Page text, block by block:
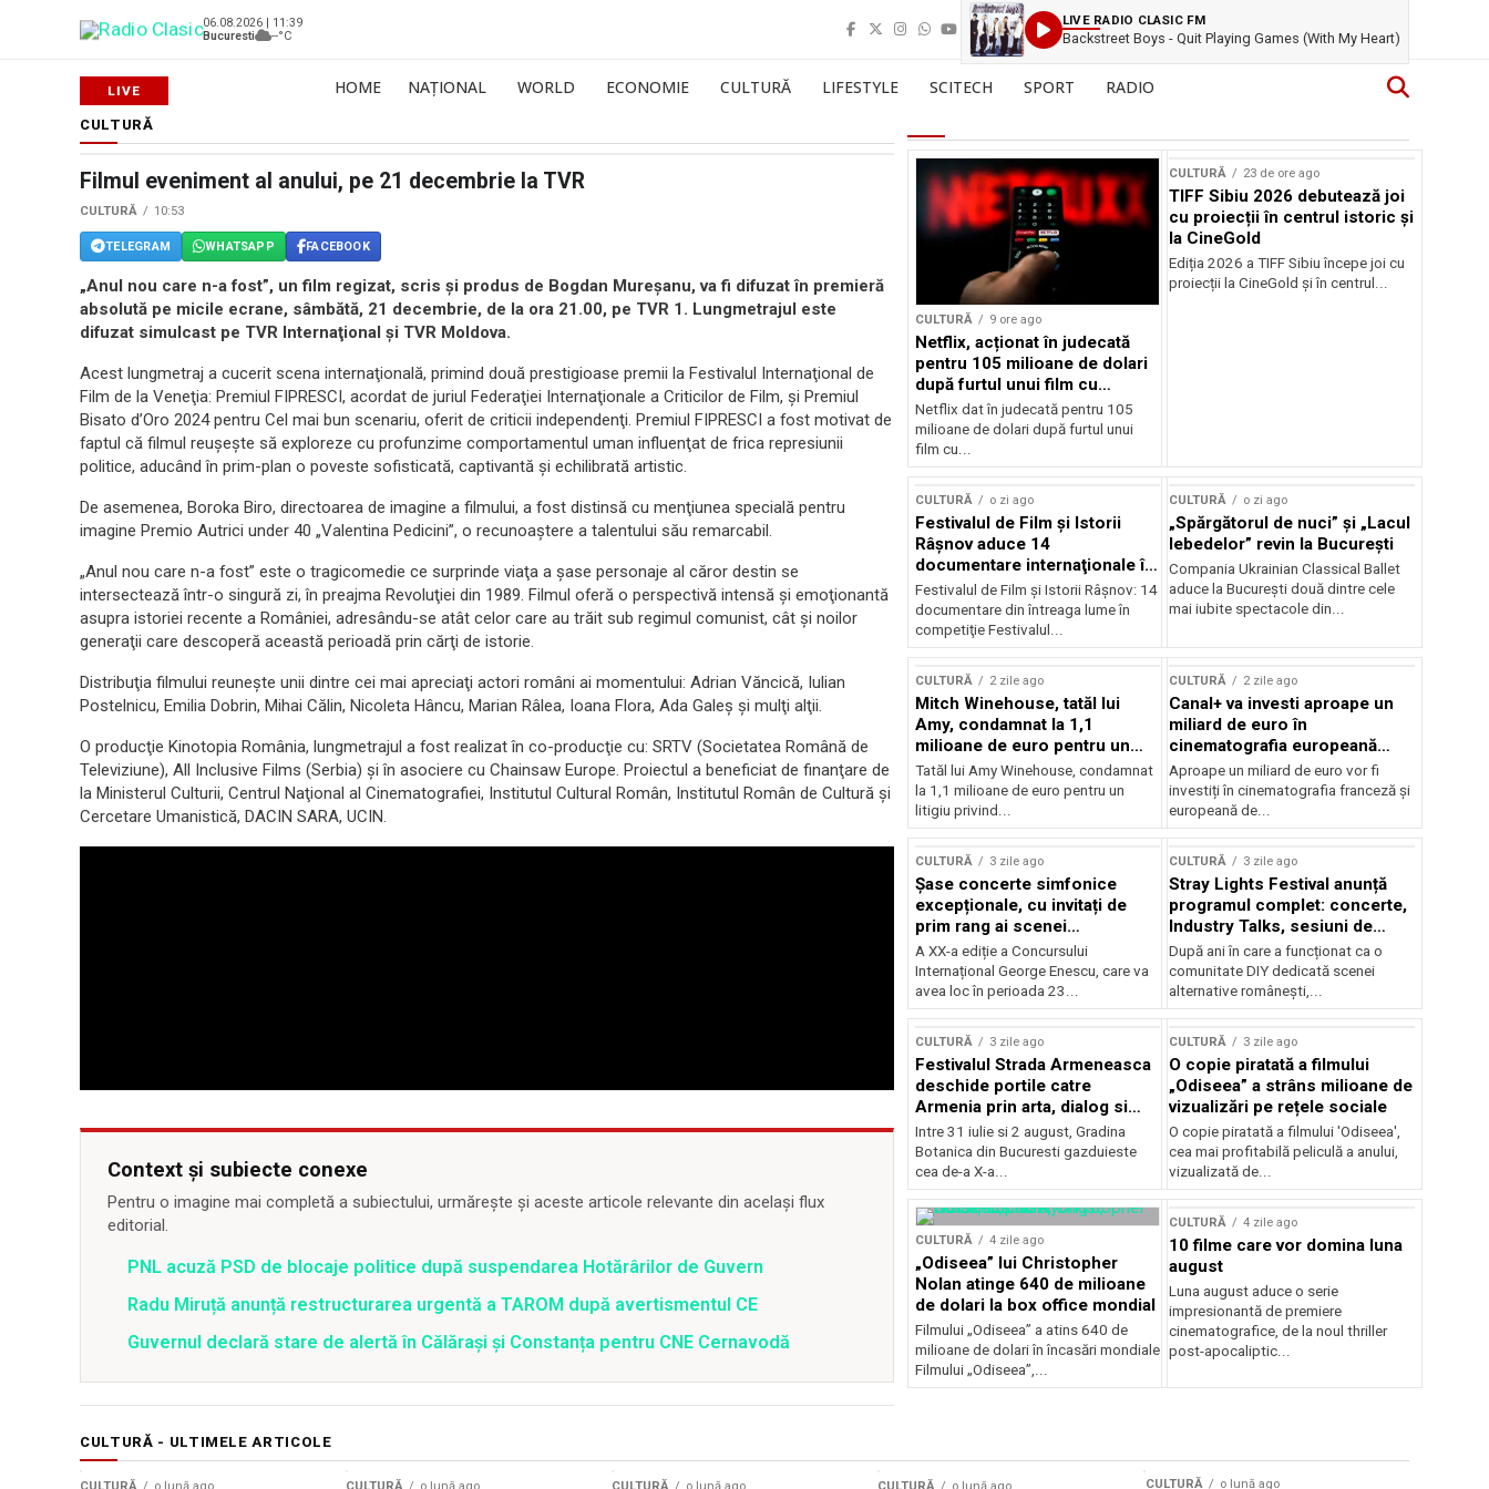
06.08.2026 | 11:39
Bucuresti
--°C
LIVE RADIO CLASIC FM
Backstreet Boys - Quit Playing Games (With My Heart)
HOME NAȚIONAL WORLD ECONOMIE CULTURĂ LIFESTYLE SCITECH SPORT RADIO
CULTURĂ
Filmul eveniment al anului, pe 21 decembrie la TVR
CULTURĂ 10:53
TELEGRAM WHATSAPP FACEBOOK
„Anul nou care n-a fost”, un film regizat, scris şi produs de Bogdan Mureşanu, va fi difuzat în premieră
absolută pe micile ecrane, sâmbătă, 21 decembrie, de la ora 21.00, pe TVR 1. Lungmetrajul este
difuzat simulcast pe TVR Internaţional şi TVR Moldova.
Acest lungmetraj a cucerit scena internaţională, primind două prestigioase premii la Festivalul Internaţional de
Film de la Veneţia: Premiul FIPRESCI, acordat de juriul Federaţiei Internaţionale a Criticilor de Film, şi Premiul
Bisato d’Oro 2024 pentru Cel mai bun scenariu, oferit de criticii independenţi. Premiul FIPRESCI a fost motivat de
faptul că filmul reuşeşte să exploreze cu profunzime comportamentul uman influenţat de frica represiunii
politice, aducând în prim-plan o poveste sofisticată, captivantă şi echilibrată artistic.
De asemenea, Boroka Biro, directoarea de imagine a filmului, a fost distinsă cu menţiunea specială pentru
imagine Premio Autrici under 40 „Valentina Pedicini”, o recunoaştere a talentului său remarcabil.
„Anul nou care n-a fost” este o tragicomedie ce surprinde viaţa a şase personaje al căror destin se
intersectează într-o singură zi, în preajma Revoluţiei din 1989. Filmul oferă o perspectivă intensă şi emoţionantă
asupra istoriei recente a României, adresându-se atât celor care au trăit sub regimul comunist, cât şi noilor
generaţii care descoperă această perioadă prin cărţi de istorie.
Distribuţia filmului reuneşte unii dintre cei mai apreciaţi actori români ai momentului: Adrian Văncică, Iulian
Postelnicu, Emilia Dobrin, Mihai Călin, Nicoleta Hâncu, Marian Râlea, Ioana Flora, Ada Galeş şi mulţi alţii.
O producţie Kinotopia România, lungmetrajul a fost realizat în co-producţie cu: SRTV (Societatea Română de
Televiziune), All Inclusive Films (Serbia) şi în asociere cu Chainsaw Europe. Proiectul a beneficiat de finanţare de
la Ministerul Culturii, Centrul Naţional al Cinematografiei, Institutul Cultural Român, Institutul Român de Cultură şi
Cercetare Umanistică, DACIN SARA, UCIN.
Context și subiecte conexe
Pentru o imagine mai completă a subiectului, urmărește și aceste articole relevante din același flux
editorial.
PNL acuză PSD de blocaje politice după suspendarea Hotărârilor de Guvern
Radu Miruță anunță restructurarea urgentă a TAROM după avertismentul CE
Guvernul declară stare de alertă în Călărași și Constanța pentru CNE Cernavodă
CULTURĂ 9 ore ago
Netflix, acționat în judecată
pentru 105 milioane de dolari
după furtul unui film cu
Nicolas Cage
Netflix dat în judecată pentru 105
milioane de dolari după furtul unui
film cu...
CULTURĂ 23 de ore ago
TIFF Sibiu 2026 debutează joi
cu proiecții în centrul istoric și
la CineGold
Ediția 2026 a TIFF Sibiu începe joi cu
proiecții la CineGold și în centrul...
CULTURĂ o zi ago
Festivalul de Film şi Istorii
Râşnov aduce 14
documentare internaţionale în
premieră
Festivalul de Film şi Istorii Râşnov: 14
documentare din întreaga lume în
competiţie Festivalul...
CULTURĂ o zi ago
„Spărgătorul de nuci” și „Lacul
lebedelor” revin la București
Compania Ukrainian Classical Ballet
aduce la București două dintre cele
mai iubite spectacole din...
CULTURĂ 2 zile ago
Mitch Winehouse, tatăl lui
Amy, condamnat la 1,1
milioane de euro pentru un
litigiu pierdut
Tatăl lui Amy Winehouse, condamnat
la 1,1 milioane de euro pentru un
litigiu privind...
CULTURĂ 2 zile ago
Canal+ va investi aproape un
miliard de euro în
cinematografia europeană
până în 2032
Aproape un miliard de euro vor fi
investiți în cinematografia franceză și
europeană de...
CULTURĂ 3 zile ago
Șase concerte simfonice
excepționale, cu invitați de
prim rang ai scenei
internaționale și ansambluri
orchestrale românești de
prestigiu, în programul
Concursului Enescu 2026
A XX-a ediție a Concursului
Internațional George Enescu, care va
avea loc în perioada 23...
CULTURĂ 3 zile ago
Stray Lights Festival anunță
programul complet: concerte,
Industry Talks, sesiuni de
audiție și noi opțiuni de
participare pentru public
După ani în care a funcționat ca o
comunitate DIY dedicată scenei
alternative românești,...
CULTURĂ 3 zile ago
Festivalul Strada Armeneasca
deschide portile catre
Armenia prin arta, dialog si
patrimoniu, intre 31 iulie si 2
august, la Gradina Botanica din
Bucuresti
Intre 31 iulie si 2 august, Gradina
Botanica din Bucuresti gazduieste
cea de-a X-a...
CULTURĂ 3 zile ago
O copie piratată a filmului
„Odiseea” a strâns milioane de
vizualizări pe rețele sociale
O copie piratată a filmului 'Odiseea',
cea mai profitabilă peliculă a anului,
vizualizată de...
CULTURĂ 4 zile ago
„Odiseea” lui Christopher
Nolan atinge 640 de milioane
de dolari la box office mondial
Filmului „Odiseea” a atins 640 de
milioane de dolari în încasări mondiale
Filmului „Odiseea”,...
CULTURĂ 4 zile ago
10 filme care vor domina luna
august
Luna august aduce o serie
impresionantă de premiere
cinematografice, de la noul thriller
post-apocaliptic...
CULTURĂ - ULTIMELE ARTICOLE
CULTURĂ o lună ago